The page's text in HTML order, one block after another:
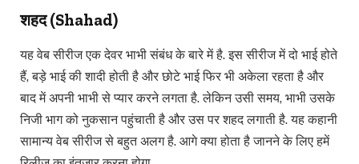
शहद (Shahad)
यह वेब सीरीज एक देवर भाभी संबंध के बारे में है. इस सीरीज में दो भाई होते
हैं, बड़े भाई की शादी होती है और छोटे भाई फिर भी अकेला रहता है और
बाद में अपनी भाभी से प्यार करने लगता है. लेकिन उसी समय, भाभी उसके
निजी भाग को नुकसान पहुंचाती है और उस पर शहद लगाती है. यह कहानी
सामान्य वेब सीरीज से बहुत अलग है. आगे क्या होता है जानने के लिए हमें